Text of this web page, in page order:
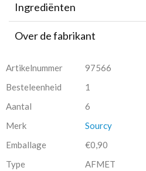
Ingrediënten
Over de fabrikant
Artikelnummer
97566
Besteleenheid
1
Aantal
6
Merk
Sourcy
Emballage
€0,90
Type
AFMET